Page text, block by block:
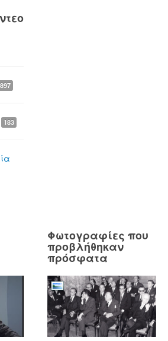
897
183
Φωτογραφίες που
προβλήθηκαν
πρόσφατα